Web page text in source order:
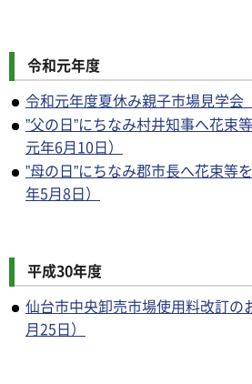
令和元年度
令和元年度夏休み親子市場見学会
”父の日”にちなみ村井知事へ花束
元年6月10日）
”母の日”にちなみ郡市長へ花束等
年5月8日）
平成30年度
仙台市中央卸売市場使用料改訂の
月25日）